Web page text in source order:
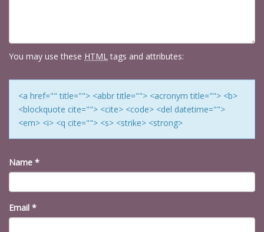
You may use these HTMLtags and attributes:
<a href="" title=""> <abbr title=""> <acronym title=""> <b>
<blockquote cite=""> <cite> <code> <del datetime="">
<em> <i> <q cite=""> <s> <strike> <strong>
Name *
Email *